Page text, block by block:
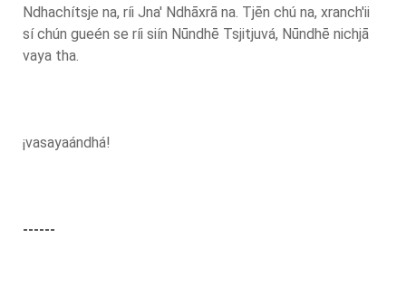
Ndhachítsje na, ríi Jna' Ndhāxrā na. Tjēn chú na, xranch'ii
sí chún gueén se ríi siín Nūndhē Tsjitjuvá, Nūndhē nichjā
vaya tha.
¡vasayaándhá!
------